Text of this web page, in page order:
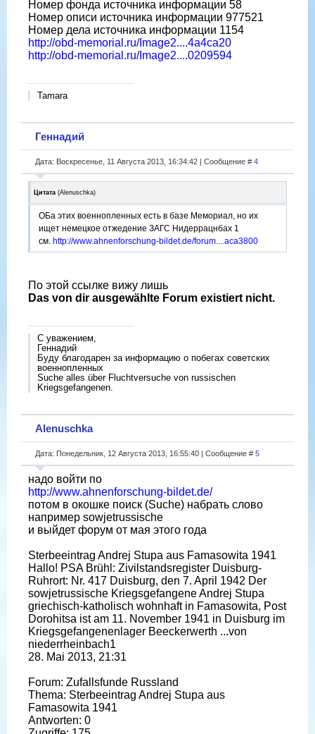
Номер фонда источника информации 58
Номер описи источника информации 977521
Номер дела источника информации 1154
http://obd-memorial.ru/Image2....4a4ca20
http://obd-memorial.ru/Image2....0209594
Tamara
Геннадий
Дата: Воскресенье, 11 Августа 2013, 16:34:42 | Сообщение # 4
Цитата (Alenuschka)
ОБа этих военнопленных есть в базе Мемориал, но их
ищет немецкое отжедение ЗАГС Нидеррацнбах 1
см. http://www.ahnenforschung-bildet.de/forum....aca3800
По этой ссылке вижу лишь
Das von dir ausgewählte Forum existiert nicht.
С уважением,
Геннадий
Буду благодарен за информацию о побегах советских
военнопленных
Suche alles über Fluchtversuche von russischen
Kriegsgefangenen.
Alenuschka
Дата: Понедельник, 12 Августа 2013, 16:55:40 | Сообщение # 5
надо войти по
http://www.ahnenforschung-bildet.de/
потом в окошке поиск (Suche) набрать слово
например sowjetrussische
и выйдет форум от мая этого года
Sterbeeintrag Andrej Stupa aus Famasowita 1941
Hallo! PSA Brühl: Zivilstandsregister Duisburg-
Ruhrort: Nr. 417 Duisburg, den 7. April 1942 Der
sowjetrussische Kriegsgefangene Andrej Stupa
griechisch-katholisch wohnhaft in Famasowita, Post
Dorohitsa ist am 11. November 1941 in Duisburg im
Kriegsgefangenenlager Beeckerwerth ...von
niederrheinbach1
28. Mai 2013, 21:31
Forum: Zufallsfunde Russland
Thema: Sterbeeintrag Andrej Stupa aus
Famasowita 1941
Antworten: 0